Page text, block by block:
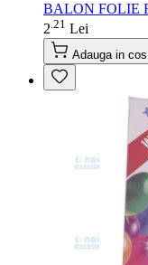
BALON FOLIE
2.21 Lei
Adauga in cos